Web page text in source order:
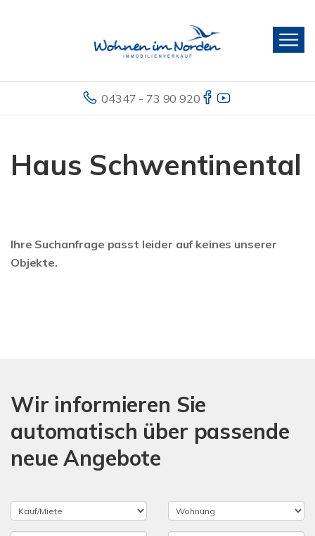
04347 - 73 90 920
Haus Schwentinental
Ihre Suchanfrage passt leider auf keines unserer
Objekte.
Wir informieren Sie
automatisch über passende
neue Angebote